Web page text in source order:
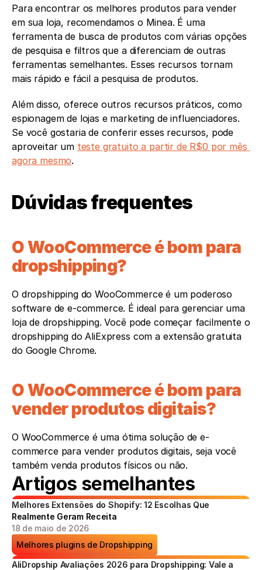
Para encontrar os melhores produtos para vender
em sua loja, recomendamos o Minea. É uma
ferramenta de busca de produtos com várias opções
de pesquisa e filtros que a diferenciam de outras
ferramentas semelhantes. Esses recursos tornam
mais rápido e fácil a pesquisa de produtos.
Além disso, oferece outros recursos práticos, como
espionagem de lojas e marketing de influenciadores.
Se você gostaria de conferir esses recursos, pode
aproveitar um teste gratuito a partir de R$0 por mês
agora mesmo.
Dúvidas frequentes
O WooCommerce é bom para
dropshipping?
O dropshipping do WooCommerce é um poderoso
software de e-commerce. É ideal para gerenciar uma
loja de dropshipping. Você pode começar facilmente o
dropshipping do AliExpress com a extensão gratuita
do Google Chrome.
O WooCommerce é bom para
vender produtos digitais?
O WooCommerce é uma ótima solução de e-
commerce para vender produtos digitais, seja você
também venda produtos físicos ou não.
Artigos semelhantes
Melhores Extensões do Shopify: 12 Escolhas Que
Realmente Geram Receita
18 de maio de 2026
Melhores plugins de Dropshipping
AliDropship Avaliações 2026 para Dropshipping: Vale a